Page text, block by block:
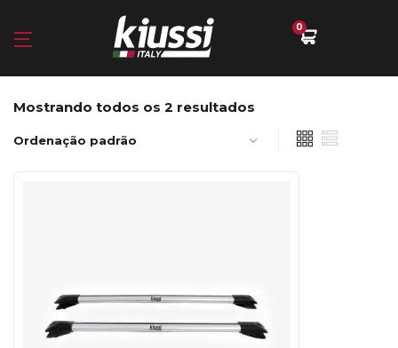
0
Mostrando todos os 2 resultados